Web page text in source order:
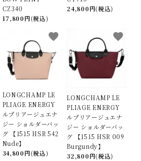
CZ340
17,800円(税込)
24,800円(税込)
LONGCHAMP LE
PLIAGE ENERGY
ルプリアージュエナ
ジー ショルダーバッ
グ 【1515 HSR 542
Nude】
34,800円(税込)
favorite
LONGCHAMP LE
PLIAGE ENERGY
ルプリアージュエナ
ジー ショルダーバッ
グ 【1515 HSR 009
Burgundy】
32,800円(税込)
favorite